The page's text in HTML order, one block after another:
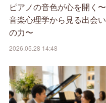
ピアノの音色が心を開く〜
音楽心理学から見る出会い
の力〜
2026.05.28 14:48